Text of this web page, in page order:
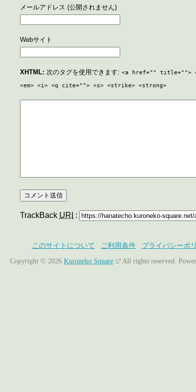
メールアドレス (公開されません)
Webサイト
XHTML: 次のタグを使用できます: <a href="" title="">
<em> <i> <q cite=""> <s> <strike> <strong>
TrackBack URI :
このサイトについて ご利用条件 プライバシーポ
Copyright © 2026 Kuroneko Square All rights reserved.